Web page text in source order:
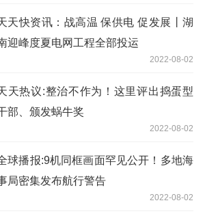
天快资讯：战高温 保供电 促发展丨湖
迎峰度夏电网工程全部投运
2022-08-02
天热议:整治不作为！这里评出捣蛋型
部、颁发蜗牛奖
2022-08-02
球播报:9机同框画面罕见公开！多地海
局密集发布航行警告
2022-08-02